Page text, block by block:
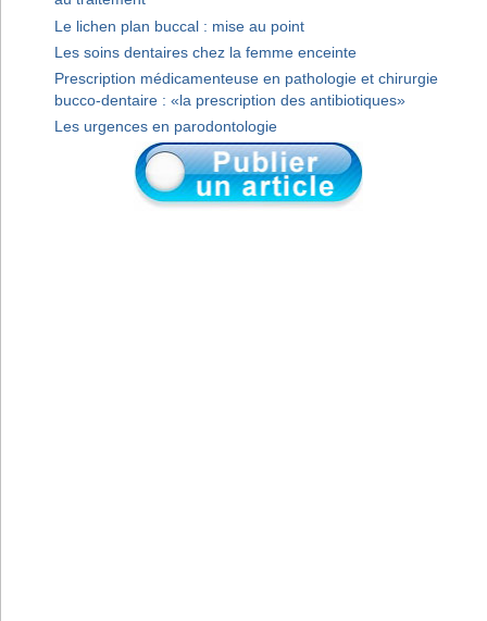
Le lichen plan buccal : mise au point
Les soins dentaires chez la femme enceinte
Prescription médicamenteuse en pathologie et chirurgie
bucco-dentaire : «la prescription des antibiotiques»
Les urgences en parodontologie